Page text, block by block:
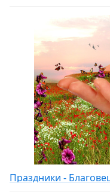
Праздники -